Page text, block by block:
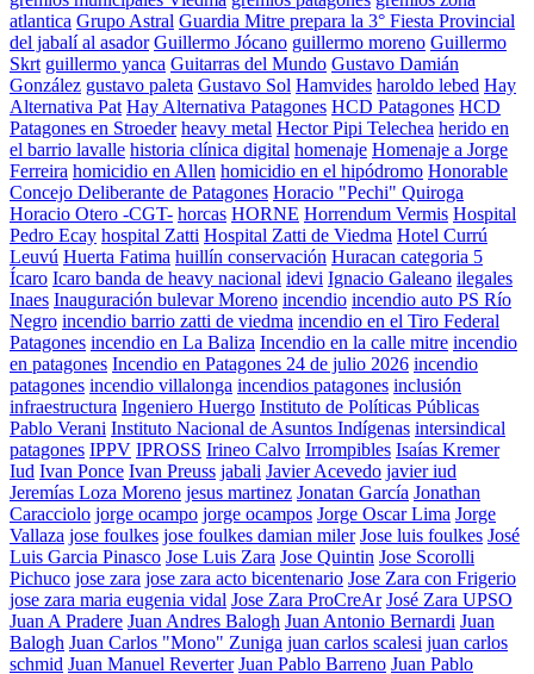
atlantica Grupo Astral Guardia Mitre prepara la 3° Fiesta Provincial
del jabalí al asador Guillermo Jócano guillermo moreno Guillermo
Skrt guillermo yanca Guitarras del Mundo Gustavo Damián
González gustavo paleta Gustavo Sol Hamvides haroldo lebed Hay
Alternativa Pat Hay Alternativa Patagones HCD Patagones HCD
Patagones en Stroeder heavy metal Hector Pipi Telechea herido en
el barrio lavalle historia clínica digital homenaje Homenaje a Jorge
Ferreira homicidio en Allen homicidio en el hipódromo Honorable
Concejo Deliberante de Patagones Horacio "Pechi" Quiroga
Horacio Otero -CGT- horcas HORNE Horrendum Vermis Hospital
Pedro Ecay hospital Zatti Hospital Zatti de Viedma Hotel Currú
Leuvú Huerta Fatima huillín conservación Huracan categoria 5
Ícaro Icaro banda de heavy nacional idevi Ignacio Galeano ilegales
Inaes Inauguración bulevar Moreno incendio incendio auto PS Río
Negro incendio barrio zatti de viedma incendio en el Tiro Federal
Patagones incendio en La Baliza Incendio en la calle mitre incendio
en patagones Incendio en Patagones 24 de julio 2026 incendio
patagones incendio villalonga incendios patagones inclusión
infraestructura Ingeniero Huergo Instituto de Políticas Públicas
Pablo Verani Instituto Nacional de Asuntos Indígenas intersindical
patagones IPPV IPROSS Irineo Calvo Irrompibles Isaías Kremer
Iud Ivan Ponce Ivan Preuss jabali Javier Acevedo javier iud
Jeremías Loza Moreno jesus martinez Jonatan García Jonathan
Caracciolo jorge ocampo jorge ocampos Jorge Oscar Lima Jorge
Vallaza jose foulkes jose foulkes damian miler Jose luis foulkes José
Luis Garcia Pinasco Jose Luis Zara Jose Quintin Jose Scorolli
Pichuco jose zara jose zara acto bicentenario Jose Zara con Frigerio
jose zara maria eugenia vidal Jose Zara ProCreAr José Zara UPSO
Juan A Pradere Juan Andres Balogh Juan Antonio Bernardi Juan
Balogh Juan Carlos "Mono" Zuniga juan carlos scalesi juan carlos
schmid Juan Manuel Reverter Juan Pablo Barreno Juan Pablo